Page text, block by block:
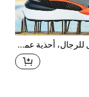
أحذية عمل للرجال، أحذية عمل برباط بتصميم جديد، نعل مانع للانزلاق، أحذية صناعية مريحة وقابلة للتنفس، أحذية تعدين للرجال للربيع والصيف والخريف